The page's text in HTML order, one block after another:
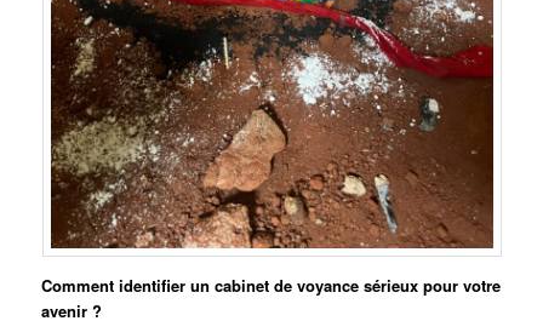
Comment identifier un cabinet de voyance sérieux pour votre
avenir ?